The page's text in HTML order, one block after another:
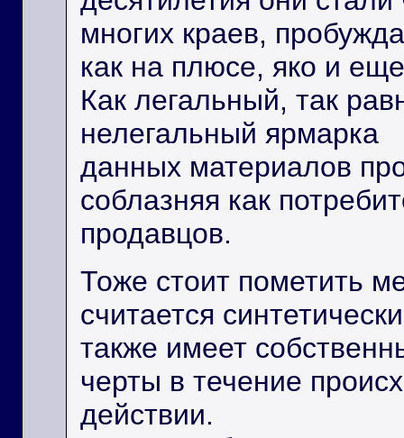
многих краев,
как на плюсе, яко и
Как легальный, так
нелегальный ярмарка
данных материалов
соблазняя как
продавцов.
Тоже стоит пометить
считается
также имеет
черты в течение
действии.